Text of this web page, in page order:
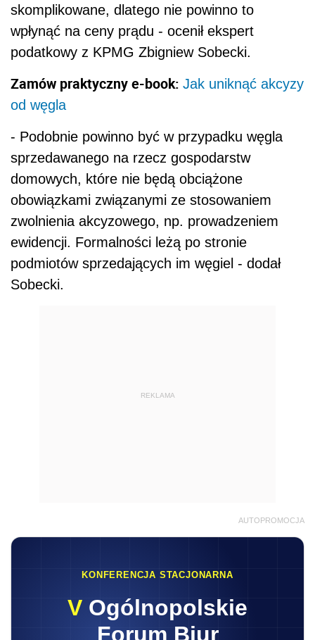
skomplikowane, dlatego nie powinno to
wpłynąć na ceny prądu - ocenił ekspert
podatkowy z KPMG Zbigniew Sobecki.
Zamów praktyczny e-book: Jak uniknąć akcyzy
od węgla
- Podobnie powinno być w przypadku węgla
sprzedawanego na rzecz gospodarstw
domowych, które nie będą obciążone
obowiązkami związanymi ze stosowaniem
zwolnienia akcyzowego, np. prowadzeniem
ewidencji. Formalności leżą po stronie
podmiotów sprzedających im węgiel - dodał
Sobecki.
REKLAMA
AUTOPROMOCJA
KONFERENCJA STACJONARNA
V Ogólnopolskie
Forum Biur